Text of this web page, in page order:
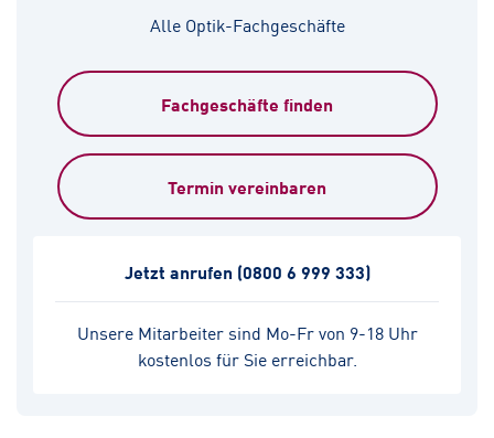
Alle Optik-Fachgeschäfte
Fachgeschäfte finden
Termin vereinbaren
Unsere Mitarbeiter sind Mo-Fr von 9-18 Uhr
kostenlos für Sie erreichbar.
Jetzt anrufen (0800 6 999 333)